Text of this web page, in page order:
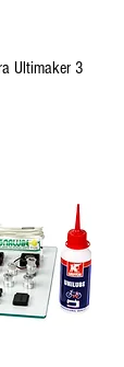
Ultimaker 3